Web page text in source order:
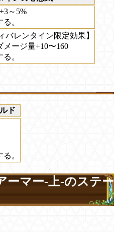
～5%
。
バレンタイン限定効果】
メージ量+10〜160
。
ド
。
ーマー-上-のステー